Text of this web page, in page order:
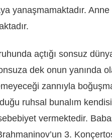
yanaşmamaktadır. Anne
açtığı sonsuz
dek onun yanında
zannıyla
ruhsal bunalım
vermektedir.
3.